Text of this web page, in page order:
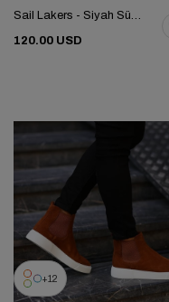
Sail Lakers - Siyah Süet Deri Eva Taban Unisex Chelsea Bot 102-041-HE1065
120.00 USD
12